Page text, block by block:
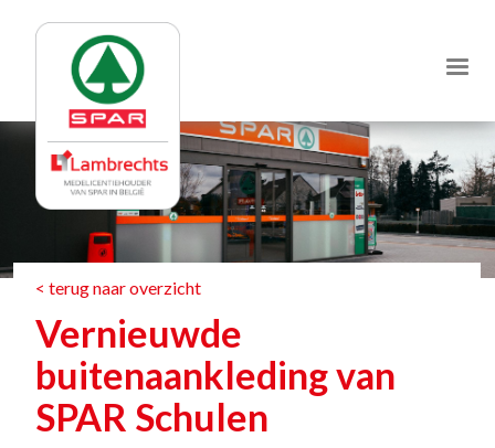
Jump
navigation
< terug naar overzicht
Vernieuwde
buitenaankleding van
SPAR Schulen